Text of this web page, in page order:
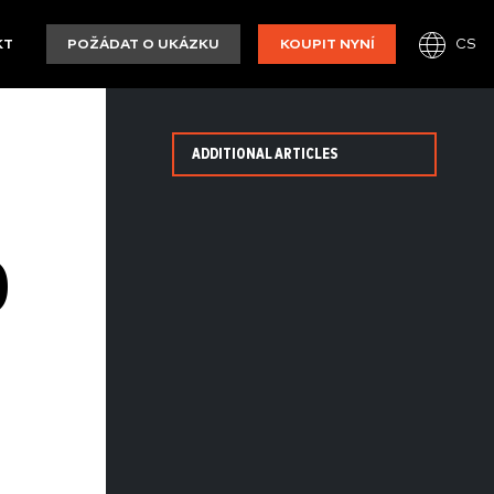
POŽÁDAT O UKÁZKU KOUPIT NYNÍ CS
ADDITIONAL ARTICLES